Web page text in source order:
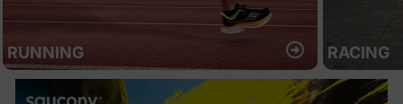
RUNNING RACING